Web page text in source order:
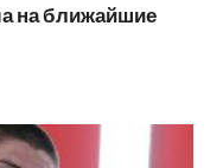
на ближайшие